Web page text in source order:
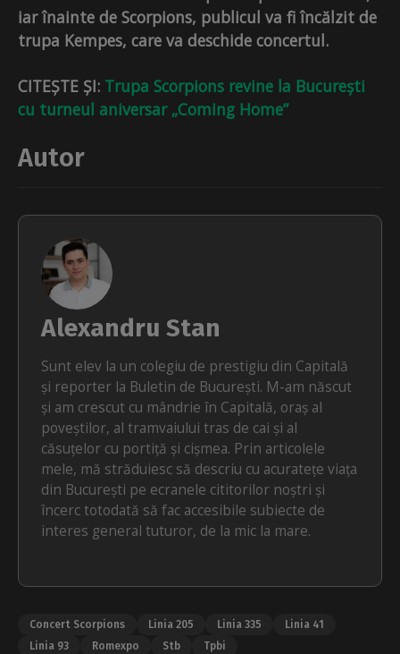
iar înainte de Scorpions, publicul va fi încălzit de
trupa Kempes, care va deschide concertul.
CITEȘTE ȘI: Trupa Scorpions revine la București
cu turneul aniversar „Coming Home”
Autor
Alexandru Stan
Sunt elev la un colegiu de prestigiu din Capitală
și reporter la Buletin de București. M-am născut
și am crescut cu mândrie în Capitală, oraș al
poveștilor, al tramvaiului tras de cai și al
căsuțelor cu portiță și cișmea. Prin articolele
mele, mă străduiesc să descriu cu acuratețe viața
din București pe ecranele cititorilor noștri și
încerc totodată să fac accesibile subiecte de
interes general tuturor, de la mic la mare.
Concert Scorpions Linia 205 Linia 335
Linia 41
Linia 93
Romexpo Stb Tpbi